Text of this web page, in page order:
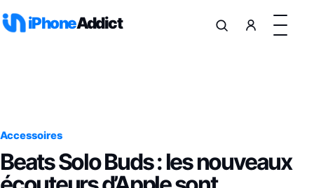
iPhoneAddict
Accessoires
Beats Solo Buds : les nouveaux